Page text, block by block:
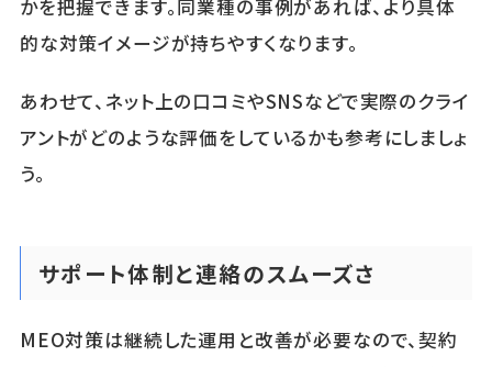
かを把握できます。同業種の事例があれば、より具体
的な対策イメージが持ちやすくなります。
あわせて、ネット上の口コミやSNSなどで実際のクライ
アントがどのような評価をしているかも参考にしましょ
う。
サポート体制と連絡のスムーズさ
MEO対策は継続した運用と改善が必要なので、契約